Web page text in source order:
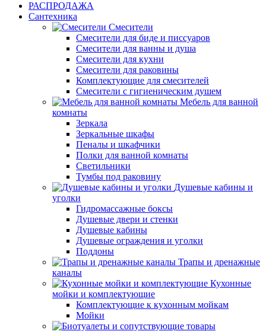
РАСПРОДАЖА
Сантехника
Смесители
Смесители для биде и писсуаров
Смесители для ванны и душа
Смесители для кухни
Смесители для раковины
Комплектующие для смесителей
Смесители с гигиеническим душем
Мебель для ванной
комнаты
Зеркала
Зеркальные шкафы
Пеналы и шкафчики
Полки для ванной комнаты
Светильники
Тумбы под раковину
Душевые кабины и
уголки
Гидромассажные боксы
Душевые двери и стенки
Душевые кабины
Душевые ограждения и уголки
Поддоны
Трапы и дренажные
каналы
Кухонные
мойки и комплектующие
Комплектующие к кухонным мойкам
Мойки